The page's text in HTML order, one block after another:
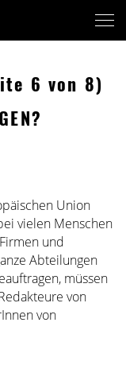
6 von 8)
Union
vielen Menschen
und
Abteilungen
müssen
von
von